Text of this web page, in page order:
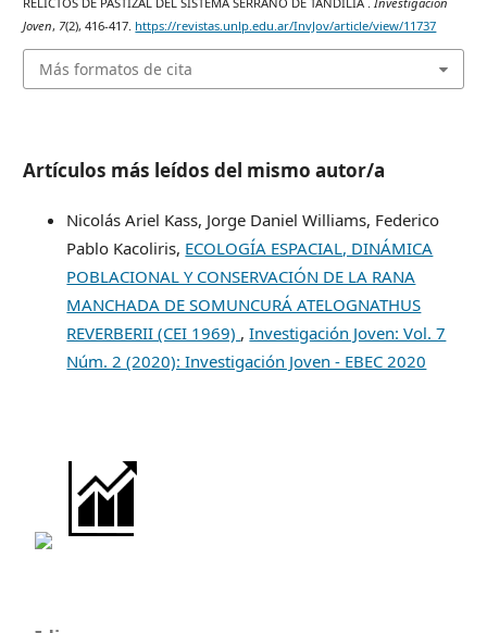
Joven, 7(2), 416-417. https://revistas.unlp.edu.ar/InvJov/article/view/11737
Más formatos de cita
Artículos más leídos del mismo autor/a
Nicolás Ariel Kass, Jorge Daniel Williams, Federico
Pablo Kacoliris, ECOLOGÍA ESPACIAL, DINÁMICA
POBLACIONAL Y CONSERVACIÓN DE LA RANA
MANCHADA DE SOMUNCURÁ ATELOGNATHUS
REVERBERII (CEI 1969) ,Investigación Joven: Vol. 7
Núm. 2 (2020): Investigación Joven - EBEC 2020